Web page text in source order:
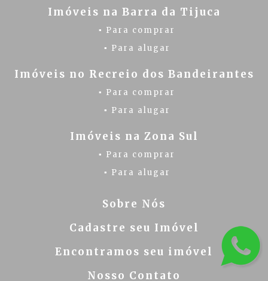
Imóveis na Barra da Tijuca
▪ Para comprar
▪ Para alugar
Imóveis no Recreio dos Bandeirantes
▪ Para comprar
▪ Para alugar
Imóveis na Zona Sul
▪ Para comprar
▪ Para alugar
Sobre Nós
Cadastre seu Imóvel
Encontramos seu imóvel
Nosso Contato